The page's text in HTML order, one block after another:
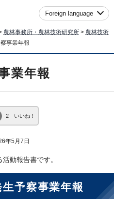
Foreign language
農林事務所・農林技術研究所 > 農林技術
事業年報
業年報
2 いいね！
年5月7日
動報告書です。
予察事業年報